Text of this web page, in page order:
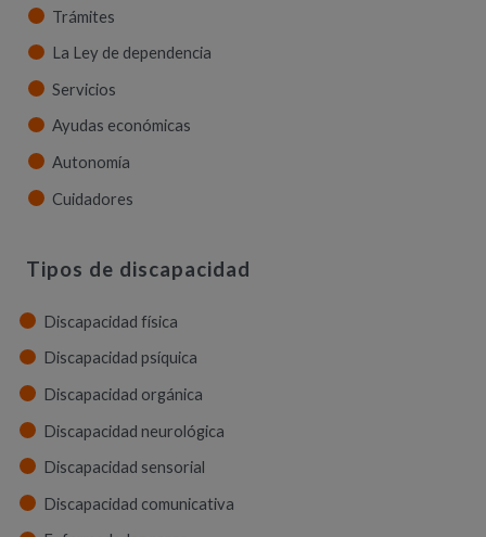
Trámites
La Ley de dependencia
Servicios
Ayudas económicas
Autonomía
Cuidadores
Tipos de discapacidad
Discapacidad física
Discapacidad psíquica
Discapacidad orgánica
Discapacidad neurológica
Discapacidad sensorial
Discapacidad comunicativa